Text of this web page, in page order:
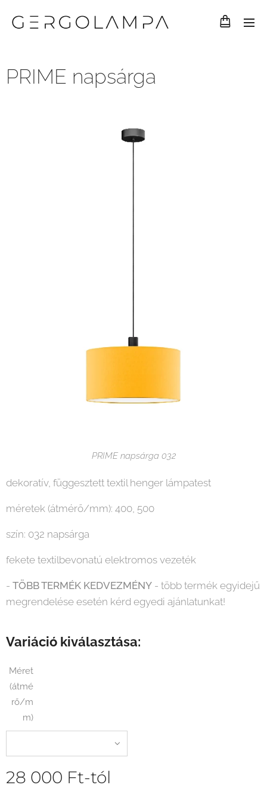
PRIME napsárga
PRIME napsárga 032
dekoratív, függesztett textil henger lámpatest
méretek (átmérő/mm): 400, 500
szín: 032 napsárga
fekete textilbevonatú elektromos vezeték
- TÖBB TERMÉK KEDVEZMÉNY - több termék egyidejű
megrendelése esetén kérd egyedi ajánlatunkat!
Variáció kiválasztása:
Méret
(átmé
rő/m
m)
28 000 Ft-tól